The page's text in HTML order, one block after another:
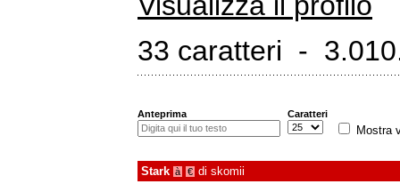
33 caratteri -
Anteprima Caratteri
Mostra
Stark à € di skomii